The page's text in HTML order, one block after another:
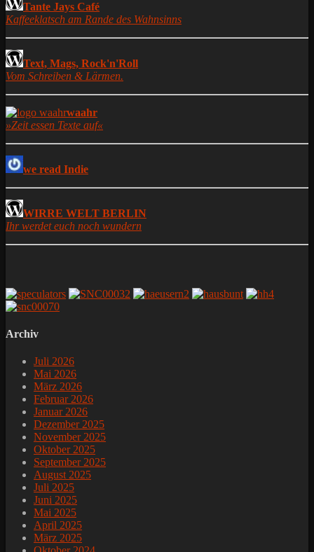
Tante Jays Café
Kaffeeklatsch am Rande des Wahnsinns
Text, Mags, Rock'n'Roll
Vom Schreiben & Lärmen.
waahr
»Zeit essen Texte auf«
we read Indie
WIRRE WELT BERLIN
Ihr werdet euch noch wundern
Archiv
Juli 2026
Mai 2026
März 2026
Februar 2026
Januar 2026
Dezember 2025
November 2025
Oktober 2025
September 2025
August 2025
Juli 2025
Juni 2025
Mai 2025
April 2025
März 2025